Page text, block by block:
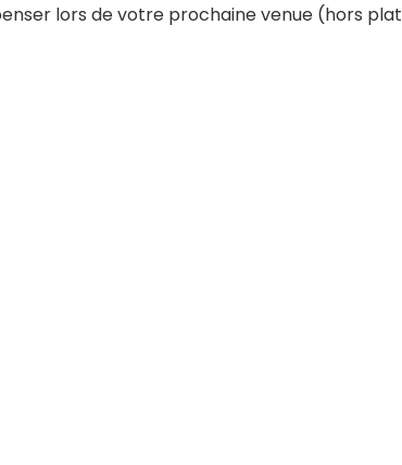
lors de votre prochaine venue (hors plat